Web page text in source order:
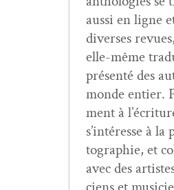
aus­si en ligne
divers­es
elle-même
présen­té des
monde entier.
ment à
s’in­téresse à
togra­phie, et
avec des